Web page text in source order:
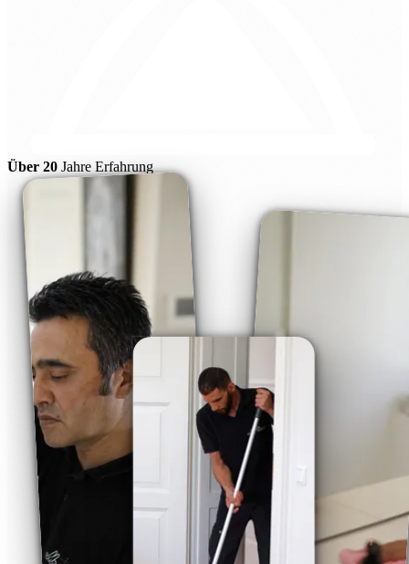
Über 20 Jahre Erfahrung